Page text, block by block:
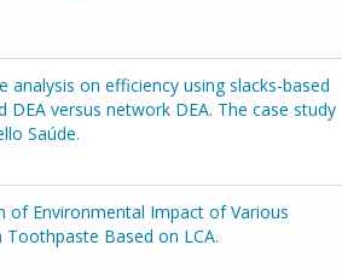
analysis on efficiency using slacks-based
DEA versus network DEA. The case study
Saúde.
of Environmental Impact of Various
Toothpaste Based on LCA.